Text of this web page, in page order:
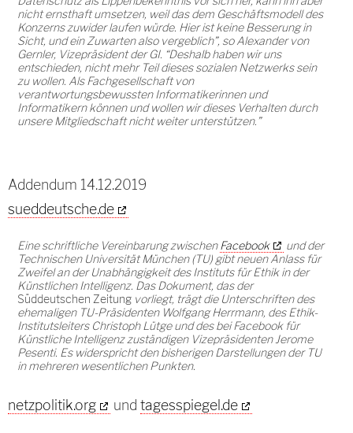
nicht ernsthaft umsetzen, weil das dem Geschäftsmodell des
Konzerns zuwider laufen würde. Hier ist keine Besserung in
Sicht, und ein Zuwarten also vergeblich”, so Alexander von
Gernler, Vizepräsident der GI. “Deshalb haben wir uns
entschieden, nicht mehr Teil dieses sozialen Netzwerks sein
zu wollen. Als Fachgesellschaft von
verantwortungsbewussten Informatikerinnen und
Informatikern können und wollen wir dieses Verhalten durch
unsere Mitgliedschaft nicht weiter unterstützen.”
Addendum 14.12.2019
sueddeutsche.de
Eine schriftliche Vereinbarung zwischen Facebook
und der
Technischen Universität München (TU) gibt neuen Anlass für
Zweifel an der Unabhängigkeit des Instituts für Ethik in der
Künstlichen Intelligenz. Das Dokument, das der
Süddeutschen Zeitung vorliegt, trägt die Unterschriften des
ehemaligen TU-Präsidenten Wolfgang Herrmann, des Ethik-
Institutsleiters Christoph Lütge und des bei Facebook für
Künstliche Intelligenz zuständigen Vizepräsidenten Jerome
Pesenti. Es widerspricht den bisherigen Darstellungen der TU
in mehreren wesentlichen Punkten.
netzpolitik.org und tagesspiegel.de